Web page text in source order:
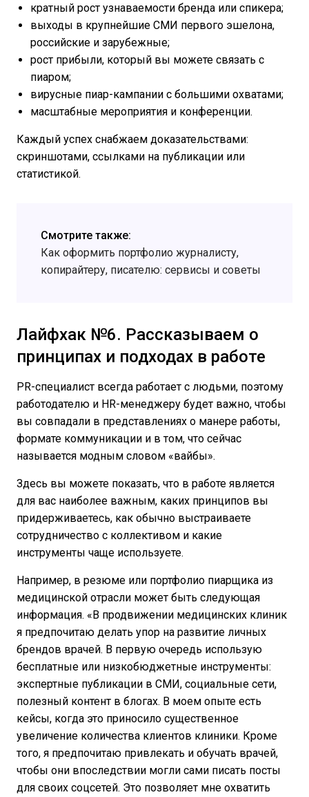
кратный рост узнаваемости бренда или спикера;
выходы в крупнейшие СМИ первого эшелона,
российские и зарубежные;
рост прибыли, который вы можете связать с
пиаром;
вирусные пиар-кампании с большими охватами;
масштабные мероприятия и конференции.
Каждый успех снабжаем доказательствами:
скриншотами, ссылками на публикации или
статистикой.
Смотрите также:
Как оформить портфолио журналисту,
копирайтеру, писателю: сервисы и советы
Лайфхак №6. Рассказываем о
принципах и подходах в работе
PR-специалист всегда работает с людьми, поэтому
работодателю и HR-менеджеру будет важно, чтобы
вы совпадали в представлениях о манере работы,
формате коммуникации и в том, что сейчас
называется модным словом «вайбы».
Здесь вы можете показать, что в работе является
для вас наиболее важным, каких принципов вы
придерживаетесь, как обычно выстраиваете
сотрудничество с коллективом и какие
инструменты чаще используете.
Например, в резюме или портфолио пиарщика из
медицинской отрасли может быть следующая
информация. «В продвижении медицинских клиник
я предпочитаю делать упор на развитие личных
брендов врачей. В первую очередь использую
бесплатные или низкобюджетные инструменты:
экспертные публикации в СМИ, социальные сети,
полезный контент в блогах. В моем опыте есть
кейсы, когда это приносило существенное
увеличение количества клиентов клиники. Кроме
того, я предпочитаю привлекать и обучать врачей,
чтобы они впоследствии могли сами писать посты
для своих соцсетей. Это позволяет мне охватить